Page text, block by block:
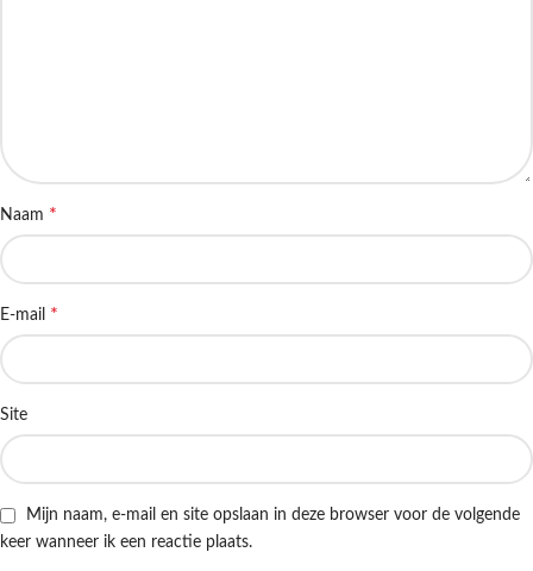
Naam *
E-mail *
Site
Mijn naam, e-mail en site opslaan in deze browser voor de volgende
keer wanneer ik een reactie plaats.